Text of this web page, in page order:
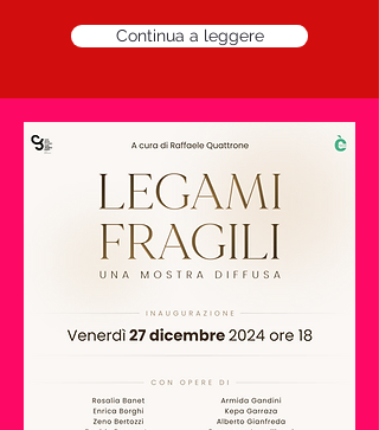
Continua a leggere